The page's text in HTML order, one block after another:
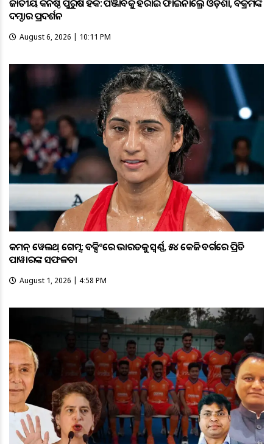
ଜାତୀୟ କନିଷ୍ଠ ପୁରୁଷ ହକି: ପଞ୍ଜାବକୁ ହରାଇ ଫାଇନାଲ୍ରେ ଓଡ଼ିଶା, ବିକ୍ରମଙ୍କ
ଦମ୍ଦାର ପ୍ରଦର୍ଶନ
August 6, 2026 | 10:11 PM
କମନ୍ ୱେଲଥ୍ ଗେମ୍ସ: ବକ୍ସିଂରେ ଭାରତକୁ ସ୍ବର୍ଣ୍ଣ, ୫୪ କେଜି ବର୍ଗରେ ପ୍ରିତି
ପାୱାରଙ୍କ ସଫଳତା
August 1, 2026 | 4:58 PM